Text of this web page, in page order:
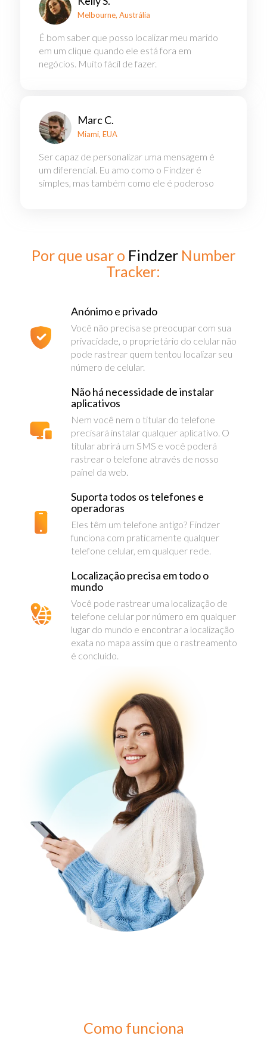
Melbourne, Austrália
É bom saber que posso localizar meu marido
em um clique quando ele está fora em
negócios. Muito fácil de fazer.
Marc C.
Miami, EUA
Ser capaz de personalizar uma mensagem é
um diferencial. Eu amo como o Findzer é
simples, mas também como ele é poderoso
Por que usar o FindzerNumber
Tracker:
Anónimo e privado
Você não precisa se preocupar com sua
privacidade, o proprietário do celular não
pode rastrear quem tentou localizar seu
número de celular.
Não há necessidade de instalar
aplicativos
Nem você nem o titular do telefone
precisará instalar qualquer aplicativo. O
titular abrirá um SMS e você poderá
rastrear o telefone através de nosso
painel da web.
Suporta todos os telefones e
operadoras
Eles têm um telefone antigo? Findzer
funciona com praticamente qualquer
telefone celular, em qualquer rede.
Localização precisa em todo o
mundo
Você pode rastrear uma localização de
telefone celular por número em qualquer
lugar do mundo e encontrar a localização
exata no mapa assim que o rastreamento
é concluído.
Como funciona